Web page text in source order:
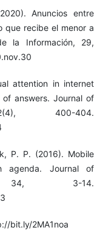
Anuncios entre
que recibe el menor a
la Información, 29,
attention in internet
answers. Journal of
400-404.
P. P. (2016). Mobile
agenda. Journal of
34, 3-14.
bit.ly/2MA1noa